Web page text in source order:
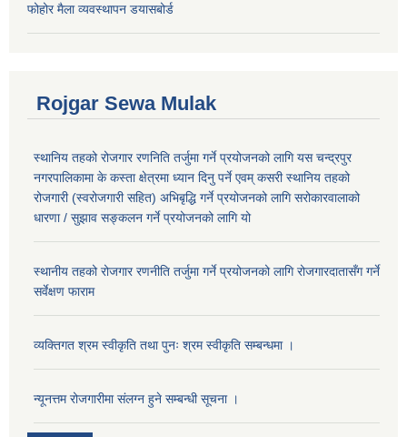
फोहोर मैला व्यवस्थापन डयासबोर्ड
Rojgar Sewa Mulak
स्थानिय तहको रोजगार रणनिति तर्जुमा गर्ने प्रयोजनको लागि यस चन्द्रपुर
नगरपालिकामा के कस्ता क्षेत्रमा ध्यान दिनु पर्ने एवम् कसरी स्थानिय तहको
रोजगारी (स्वरोजगारी सहित) अभिबृद्धि गर्ने प्रयोजनको लागि सरोकारवालाको
धारणा / सुझाव सङ्कलन गर्ने प्रयोजनको लागि यो
स्थानीय तहको रोजगार रणनीति तर्जुमा गर्ने प्रयोजनको लागि रोजगारदातासँग गर्ने
सर्वेक्षण फाराम
व्यक्तिगत श्रम स्वीकृति तथा पुनः श्रम स्वीकृति सम्बन्धमा ।
न्यूनत्तम रोजगारीमा संलग्न हुने सम्बन्धी सूचना ।